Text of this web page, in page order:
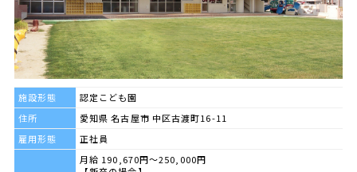
施設形態
認定こども園
住所
愛知県 名古屋市 中区古渡町16-11
雇用形態
正社員
月給 190,670円～250,000円